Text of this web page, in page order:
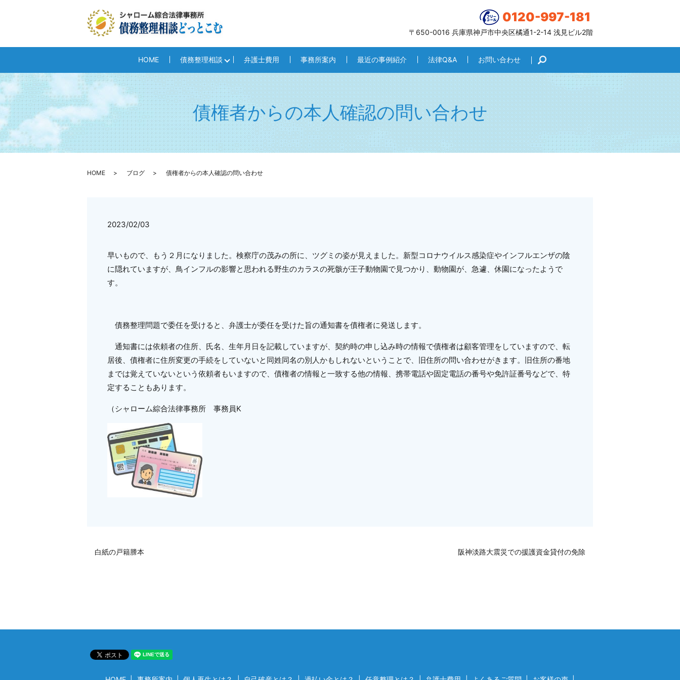
0120-997-181
〒650-0016 兵庫県神戸市中央区橘通1-2-14 浅見ビル2階
HOME 債務整理相談 弁護士費用 事務所案内 最近の事例紹介 法律Q&A お問い合わせ search
債権者からの本人確認の問い合わせ
HOME ブログ 債権者からの本人確認の問い合わせ
2023/02/03
早いもので、もう２月になりました。検察庁の茂みの所に、ツグミの姿が見えました。新型コロナウイルス感染症やインフルエンザの陰
に隠れていますが、鳥インフルの影響と思われる野生のカラスの死骸が王子動物園で見つかり、動物園が、急遽、休園になったようで
す。
債務整理問題で委任を受けると、弁護士が委任を受けた旨の通知書を債権者に発送します。
通知書には依頼者の住所、氏名、生年月日を記載していますが、契約時の申し込み時の情報で債権者は顧客管理をしていますので、転
居後、債権者に住所変更の手続をしていないと同姓同名の別人かもしれないということで、旧住所の問い合わせがきます。旧住所の番地
までは覚えていないという依頼者もいますので、債権者の情報と一致する他の情報、携帯電話や固定電話の番号や免許証番号などで、特
定することもあります。
（シャローム綜合法律事務所 事務員K
白紙の戸籍謄本 阪神淡路大震災での援護資金貸付の免除